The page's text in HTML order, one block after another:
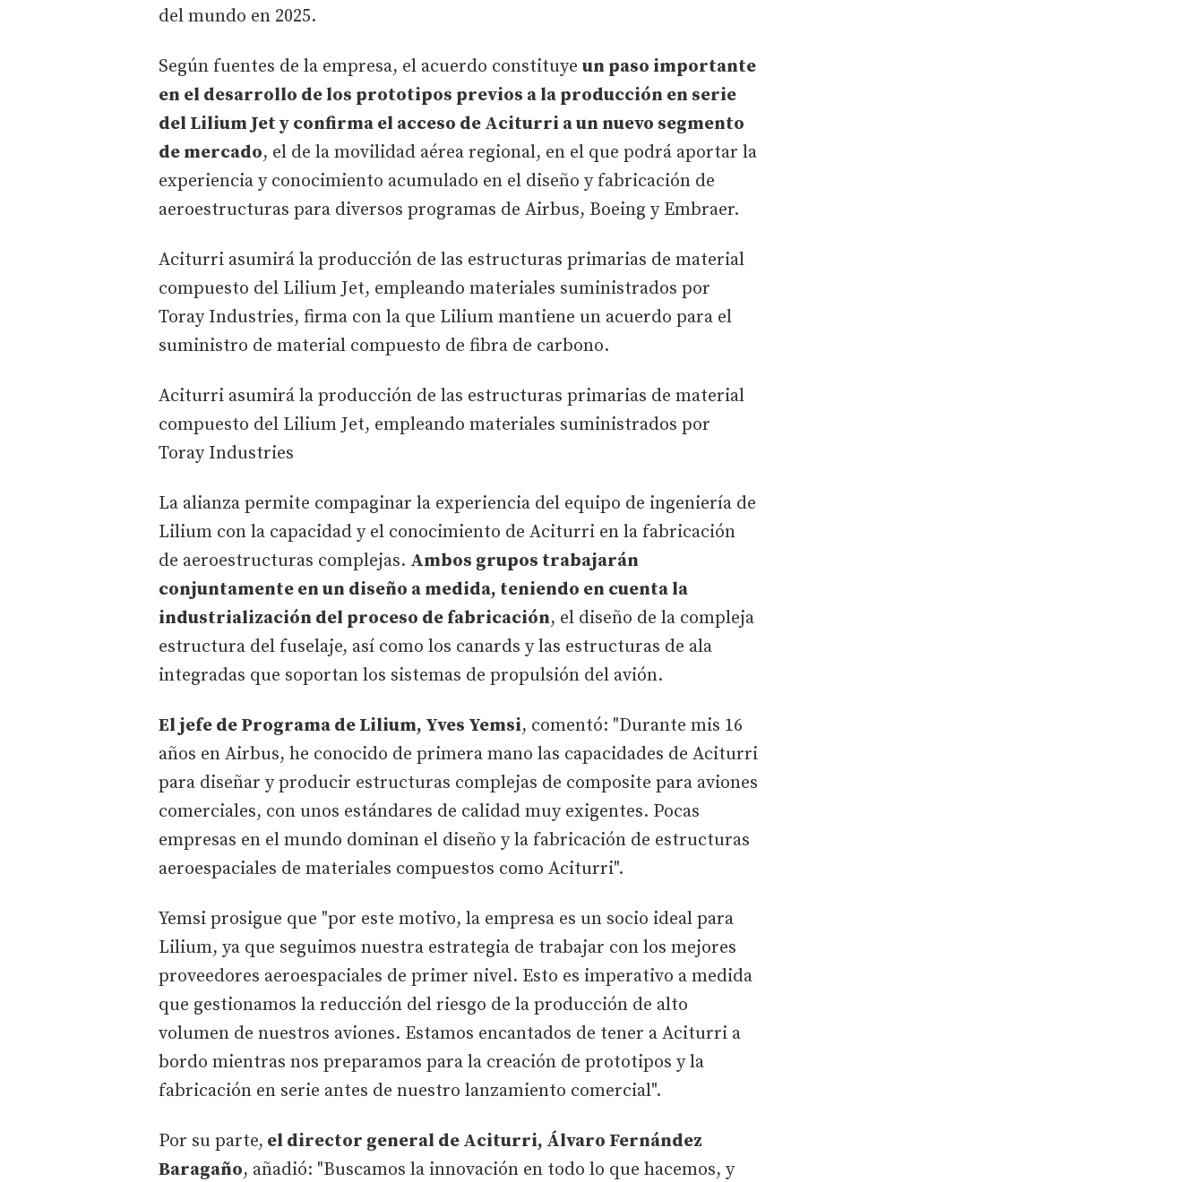
del mundo en 2025.
Según fuentes de la empresa, el acuerdo constituye un paso importante
en el desarrollo de los prototipos previos a la producción en serie
del Lilium Jet y confirma el acceso de Aciturri a un nuevo segmento
de mercado, el de la movilidad aérea regional, en el que podrá aportar la
experiencia y conocimiento acumulado en el diseño y fabricación de
aeroestructuras para diversos programas de Airbus, Boeing y Embraer.
Aciturri asumirá la producción de las estructuras primarias de material
compuesto del Lilium Jet, empleando materiales suministrados por
Toray Industries, firma con la que Lilium mantiene un acuerdo para el
suministro de material compuesto de fibra de carbono.
Aciturri asumirá la producción de las estructuras primarias de material
compuesto del Lilium Jet, empleando materiales suministrados por
Toray Industries
La alianza permite compaginar la experiencia del equipo de ingeniería de
Lilium con la capacidad y el conocimiento de Aciturri en la fabricación
de aeroestructuras complejas. Ambos grupos trabajarán
conjuntamente en un diseño a medida, teniendo en cuenta la
industrialización del proceso de fabricación, el diseño de la compleja
estructura del fuselaje, así como los canards y las estructuras de ala
integradas que soportan los sistemas de propulsión del avión.
El jefe de Programa de Lilium, Yves Yemsi, comentó: "Durante mis 16
años en Airbus, he conocido de primera mano las capacidades de Aciturri
para diseñar y producir estructuras complejas de composite para aviones
comerciales, con unos estándares de calidad muy exigentes. Pocas
empresas en el mundo dominan el diseño y la fabricación de estructuras
aeroespaciales de materiales compuestos como Aciturri".
Yemsi prosigue que "por este motivo, la empresa es un socio ideal para
Lilium, ya que seguimos nuestra estrategia de trabajar con los mejores
proveedores aeroespaciales de primer nivel. Esto es imperativo a medida
que gestionamos la reducción del riesgo de la producción de alto
volumen de nuestros aviones. Estamos encantados de tener a Aciturri a
bordo mientras nos preparamos para la creación de prototipos y la
fabricación en serie antes de nuestro lanzamiento comercial".
Por su parte, el director general de Aciturri, Álvaro Fernández
Baragaño, añadió: "Buscamos la innovación en todo lo que hacemos, y